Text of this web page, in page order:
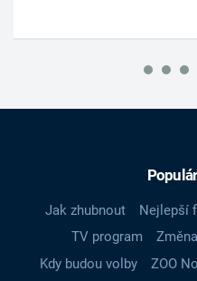
Jak zhubnout Nejlepší
TV program
Kdy budou volby
ZOO